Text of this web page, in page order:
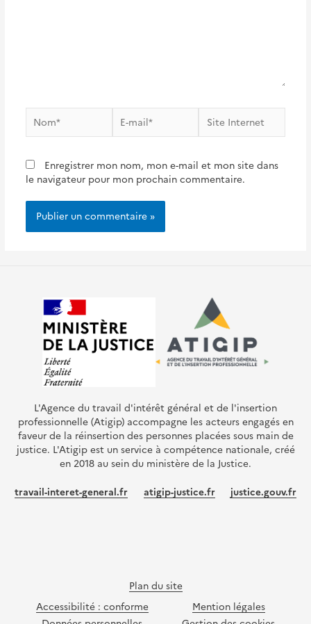
mail*
Internet
Enregistrer mon nom, mon e-mail et mon site dans
le navigateur pour mon prochain commentaire.
L'Agence du travail d'intérêt général et de l'insertion
professionnelle (Atigip) accompagne les acteurs engagés en
faveur de la réinsertion des personnes placées sous main de
justice. L'Atigip est un service à compétence nationale, créé
en 2018 au sein du ministère de la Justice.
travail-interet-general.fr atigip-justice.fr justice.gouv.fr
Plan du site
Accessibilité : conforme
Mention légales